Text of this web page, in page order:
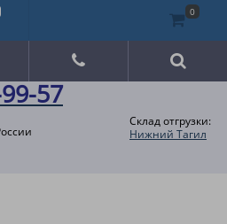
57
Склад отгрузки:
Нижний Тагил
0